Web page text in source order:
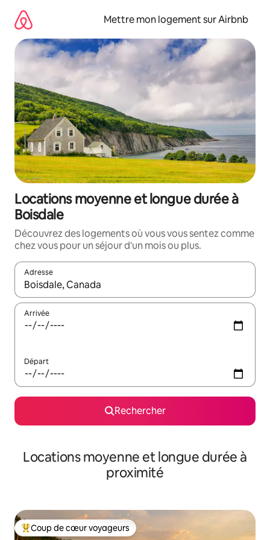
directement
contenu
Mettre mon logement sur Airbnb
Locations moyenne et longue durée à
Boisdale
Découvrez des logements où vous vous sentez comme
chez vous pour un séjour d'un mois ou plus.
Adresse
Lorsque les résultats s'affichent, utilisez les flèches vers le
Arrivée
Départ
Rechercher
Locations moyenne et longue durée à
proximité
Coups de cœur voyageurs les plus appréciés
Coup de cœur voyageurs